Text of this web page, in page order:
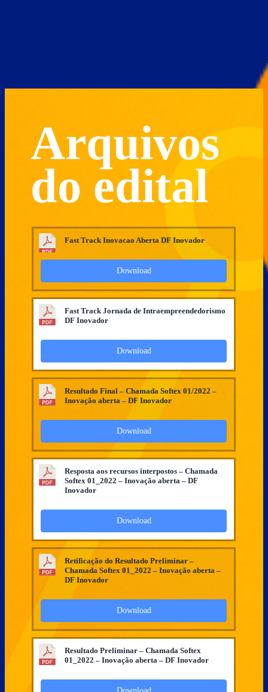
Arquivos
do edital
Fast Track Inovacao Aberta DF Inovador
Download
Fast Track Jornada de Intraempreendedorismo
DF Inovador
Download
Resultado Final – Chamada Softex 01/2022 –
Inovação aberta – DF Inovador
Download
Resposta aos recursos interpostos – Chamada
Softex 01_2022 – Inovação aberta – DF
Inovador
Download
Retificação do Resultado Preliminar –
Chamada Softex 01_2022 – Inovação aberta –
DF Inovador
Download
Resultado Preliminar – Chamada Softex
01_2022 – Inovação aberta – DF Inovador